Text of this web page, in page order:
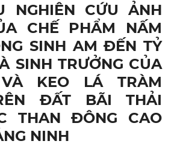
NGHIÊN CỨU ẢNH
CHẾ PHẨM NẤM
SINH AM ĐẾN TỶ
SINH TRƯỞNG CỦA
KEO LÁ TRÀM
ĐẤT BÃI THẢI
THAN ĐÔNG CAO
NINH